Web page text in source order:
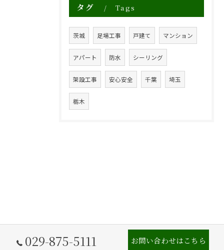
タグ Tags
茨城 足場工事 戸建て マンション
アパート 防水 シーリング
架設工事 安心安全 千葉 埼玉
栃木
029-875-5111 お問い合わせはこちら